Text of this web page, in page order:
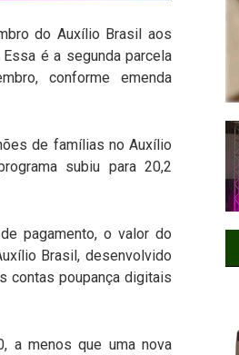
do Auxílio Brasil aos
é a segunda parcela
conforme emenda
de famílias no Auxílio
subiu para 20,2
pagamento, o valor do
Brasil, desenvolvido
contas poupança digitais
a menos que uma nova